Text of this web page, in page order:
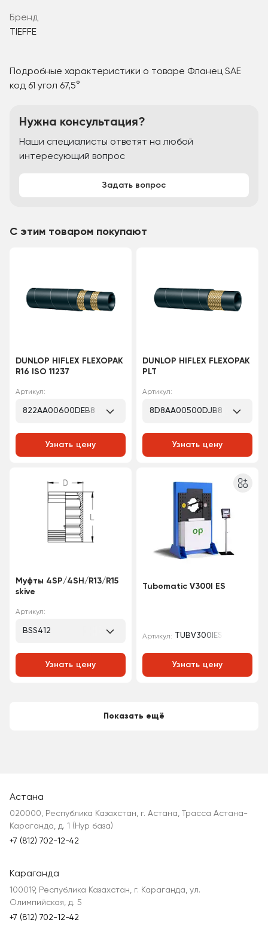
Бренд
TIEFFE
Подробные характеристики о товаре Фланец SAE
код 61 угол 67,5°
Нужна консультация?
Наши специалисты ответят на любой
интересующий вопрос
Задать вопрос
С этим товаром покупают
DUNLOP HIFLEX FLEXOPAK
R16 ISO 11237
Артикул:
822AA00600DEB8
Узнать цену
DUNLOP HIFLEX FLEXOPAK
PLT
Артикул:
8D8AA00500DJB8
Узнать цену
Муфты 4SP/4SH/R13/R15
skive
Артикул:
BSS412
Узнать цену
Tubomatic V300I ES
Артикул: TUBV300IES
Узнать цену
Показать ещё
Астана
020000, Республика Казахстан, г. Астана, Трасса Астана-
Караганда, д. 1 (Нур база)
+7 (812) 702-12-42
Караганда
100019, Республика Казахстан, г. Караганда, ул.
Олимпийская, д. 5
+7 (812) 702-12-42